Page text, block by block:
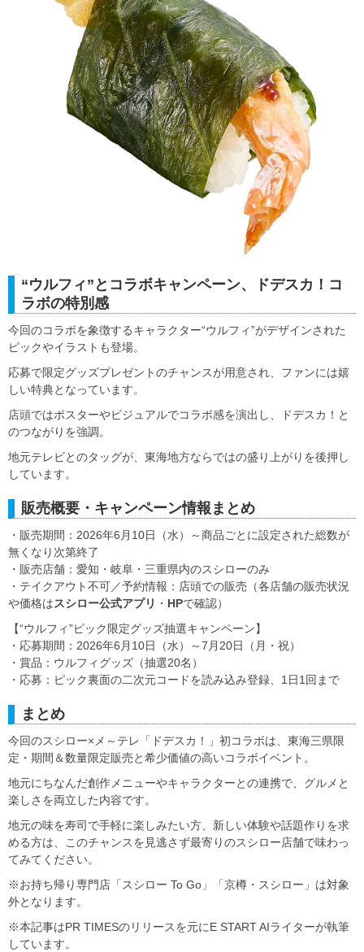
“ウルフィ”とコラボキャンペーン、ドデスカ！コ
ラボの特別感
今回のコラボを象徴するキャラクター“ウルフィ”がデザインされた
ピックやイラストも登場。
応募で限定グッズプレゼントのチャンスが用意され、ファンには嬉
しい特典となっています。
店頭ではポスターやビジュアルでコラボ感を演出し、ドデスカ！と
のつながりを強調。
地元テレビとのタッグが、東海地方ならではの盛り上がりを後押し
しています。
販売概要・キャンペーン情報まとめ
・販売期間：2026年6月10日（水）～商品ごとに設定された総数が
無くなり次第終了
・販売店舗：愛知・岐阜・三重県内のスシローのみ
・テイクアウト不可／予約情報：店頭での販売（各店舗の販売状況
や価格はスシロー公式アプリ ・ HPで確認）
【“ウルフィ”ピック限定グッズ抽選キャンペーン】
・応募期間：2026年6月10日（水）～7月20日（月・祝）
・賞品：ウルフィグッズ（抽選20名）
・応募：ピック裏面の二次元コードを読み込み登録、1日1回まで
まとめ
今回のスシロー×メ～テレ「ドデスカ！」初コラボは、東海三県限
定・期間＆数量限定販売と希少価値の高いコラボイベント。
地元にちなんだ創作メニューやキャラクターとの連携で、グルメと
楽しさを両立した内容です。
地元の味を寿司で手軽に楽しみたい方、新しい体験や話題作りを求
める方は、このチャンスを見逃さず最寄りのスシロー店舗で味わっ
てみてください。
※お持ち帰り専門店「スシロー To Go」「京樽・スシロー」は対象
外となります。
※本記事はPR TIMESのリリースを元にE START AIライターが執筆
しています。